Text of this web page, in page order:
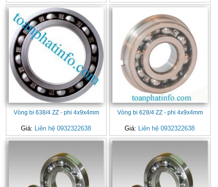
Vòng bi 638/4 ZZ - phi 4x9x4mm
Giá: Liên hệ 0932322638
Vòng bi 628/4 ZZ - phi 4x9x4mm
Giá: Liên hệ 0932322638